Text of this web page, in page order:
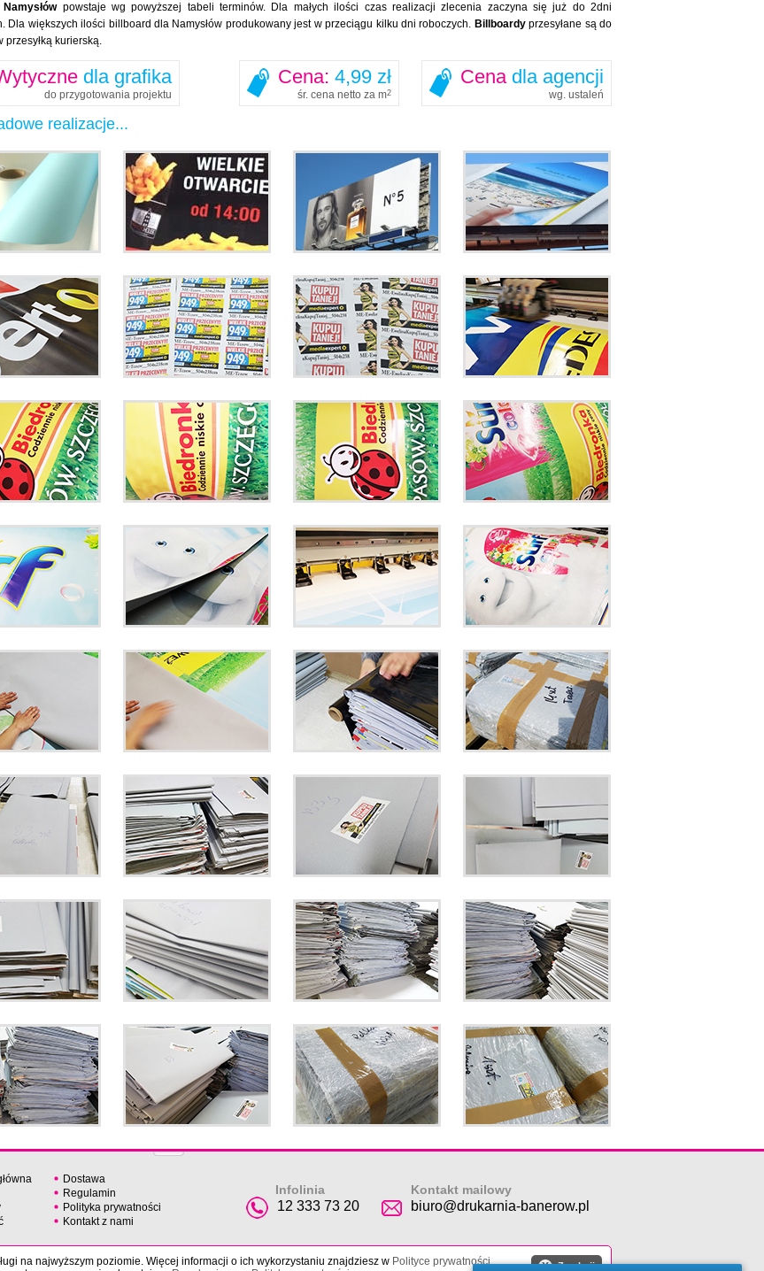
powstaje wg powyższej tabeli terminów. Dla małych ilości czas realizacji zlecenia zaczyna się już do 2dni
Dla większych ilości billboard dla Namysłów produkowany jest w przeciągu kilku dni roboczych. Billboardyprzesyłane są do
przesyłką kurierską.
dla grafika
do przygotowania projektu
Cena dla agencji
wg. ustaleń
Cena: 4,99 zł
śr. cena netto za m2
realizacje...
Dostawa
Regulamin
Polityka prywatności
Kontakt z nami
Kontakt mailowy
biuro@drukarnia-banerow.pl
Infolinia
12 333 73 20
X Zamknij
na najwyższym poziomie. Więcej informacji o ich wykorzystaniu znajdziesz w Polityce prywatności.